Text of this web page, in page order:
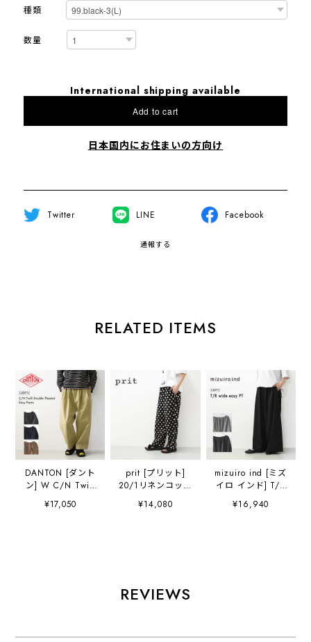
種類
数量
International shipping available
Add to cart
日本国内にお住まいの方向け
Twitter LINE Facebook
通報する
RELATED ITEMS
DANTON [ダント
ン] W C/N Twill
Double Pleated
Easy Pants [DT-
¥17,050
prit [プリット]
20/1リネンコット
ンシーチングドッ
トプリントパジャ
柄パンツ・水玉・
リネンコットン・
¥14,080
mizuiro ind [ミズ
イロ インド] T/R
wide easy PT [3-
260095] T/Rワイ
¥16,940
REVIEWS